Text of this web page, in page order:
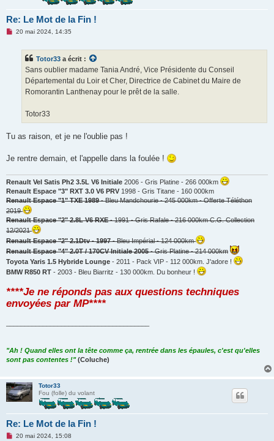
Re: Le Mot de la Fin !
M20 mai 2024, 14:35
Totor33 a écrit :
Sans oublier madame Tania André, Vice Présidente du Conseil
Départemental du Loir et Cher, Directrice de Cabinet du Maire de
Romorantin Lanthenay pour le prêt de la salle.
Totor33
Tu as raison, et je ne l'oublie pas !
Je rentre demain, et l'appelle dans la foulée !
Renault Vel Satis Ph2 3.5L V6 Initiale 2006 - Gris Platine - 266 000km
Renault Espace "3" RXT 3.0 V6 PRV 1998 - Gris Titane - 160 000km
Renault Espace "1" TXE 1989- Bleu Mandchourie - 245 000km - Offerte Téléthon
2019
Renault Espace "2" 2.8L V6 RXE- 1991 - Gris Rafale - 216 000km C.G. Collection
12/2021
Renault Espace "2" 2.1Dtv - 1997- Bleu Impérial - 124 000km
Renault Espace "4" 2.0T / 170CV Initiale 2005- Gris Platine - 214 000km
Toyota Yaris 1.5 Hybride Lounge - 2011 - Pack VIP - 112 000km. J'adore !
BMW R850 RT - 2003 - Bleu Biarritz - 130 000km. Du bonheur !
****Je ne réponds pas aux questions techniques
envoyées par MP****
"Ah ! Quand elles ont la tête comme ça, rentrée dans les épaules, c'est qu'elles
sont pas contentes !" (Coluche)
Totor33
Fou (folle) du volant
Re: Le Mot de la Fin !
M20 mai 2024, 15:08